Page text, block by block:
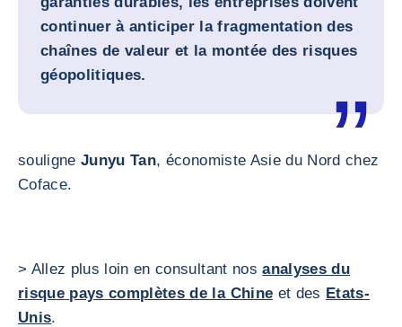
continuer à anticiper la fragmentation des
chaînes de valeur et la montée des risques
géopolitiques.
souligneJunyu Tan, économiste Asie du Nord chez
Coface.
> Allez plus loin en consultant nosanalyses du
risque pays complètes de la Chine et des Etats-
Unis.